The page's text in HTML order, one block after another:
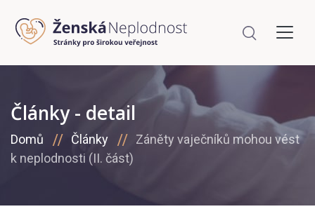
Články - detail
Domů Články
Záněty vaječníků mohou vést
k neplodnosti (II. část)